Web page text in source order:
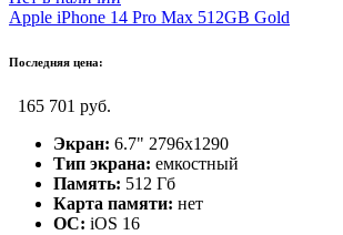
Apple iPhone 14 Pro Max 512GB Gold
Последняя цена:
165 701 руб.
Экран: 6.7" 2796x1290
Тип экрана: емкостный
Память: 512 Гб
Карта памяти: нет
ОС: iOS 16